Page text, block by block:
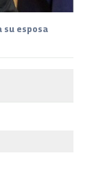
su esposa